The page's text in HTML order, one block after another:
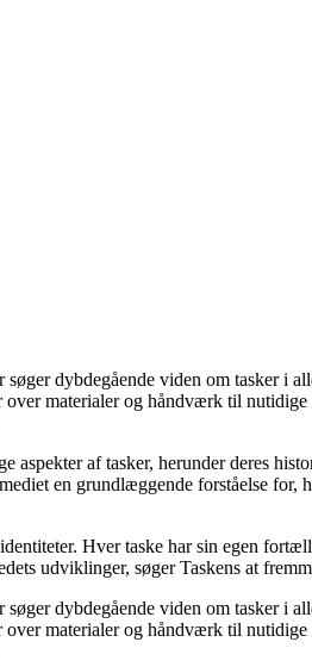
dybdegående viden om tasker
materialer og håndværk til
af tasker, herunder deres
en grundlæggende forståelse
Hver taske har sin egen
udviklinger, søger Taskens at
dybdegående viden om tasker
materialer og håndværk til